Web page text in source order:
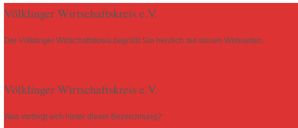
Völklinger Wirtschaftskreis e.V.
Der Völklinger Wirtschaftskreis begrüßt Sie herzlich auf seinen Webseiten.
Völklinger Wirtschaftskreis e.V.
Was verbirgt sich hinter dieser Bezeichnung?